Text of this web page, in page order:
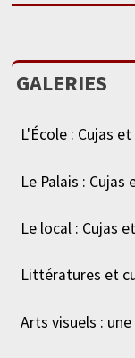
GALERIES
L'École : Cujas
Le Palais :
Le local : Cujas
Littératures et
Arts visuels :